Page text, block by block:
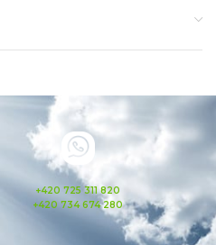
+420 725 311 820
+420 734 674 280